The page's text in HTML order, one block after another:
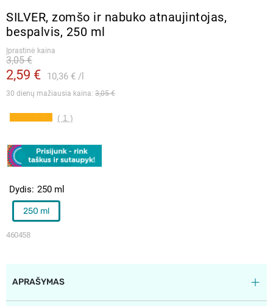
SILVER, zomšo ir nabuko atnaujintojas,
bespalvis, 250 ml
Įprastinė kaina
2,59 € 10,36 €
3,05 €
30 dienų mažiausia kaina: 3,05 €
( 1 )
460458
Dydis 250 ml
250 ml
APRAŠYMAS